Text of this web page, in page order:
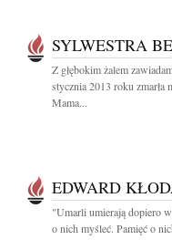
SYLWESTRA
Z głębokim żalem
stycznia 2013 roku zmarła
Mama...
EDWARD
"Umarli umierają dopiero
o nich myśleć. Pamięć o